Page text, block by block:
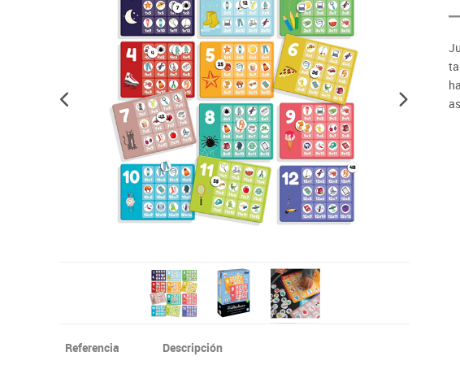
Informática
Manualidades
Material escolar
Plastifica, encuaderna, destruye
Papel y manipulados
Juegos heurísticos
Juegos de mesa
Juegos simbólicos
Psicomotricidad
Stem
Pizarras, vitrinas y expositores
Sillas, bancos y taburetes
Deportes raqueta
Referencia Descripción